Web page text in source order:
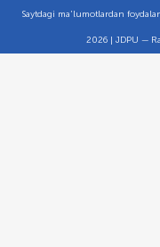
Saytdagi ma'lumotlardan
2026 | JDPU —